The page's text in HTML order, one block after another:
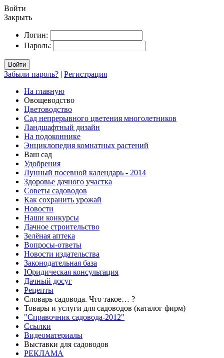
Войти
Закрыть
Логин:
Пароль:
Войти
Забыли пароль? | Регистрация
На главную
Овощеводство
Цветоводство
Сад непрерывного цветения многолетников
Ландшафтный дизайн
На подоконнике
Энциклопедия комнатных растений
Ваш сад
Удобрения
Лунный посевной календарь - 2014
Здоровье дачного участка
Советы садоводов
Как сохранить урожай
Новости
Наши конкурсы
Дачное строительство
Зелёная аптека
Вопросы-ответы
Новости издательства
Законодательная база
Юридическая консультация
Дачный досуг
Рецепты
Словарь садовода. Что такое… ?
Товары и услуги для садоводов (каталог фирм)
"Справочник садовода-2012"
Ссылки
Видеоматериалы
Выставки для садоводов
РЕКЛАМА